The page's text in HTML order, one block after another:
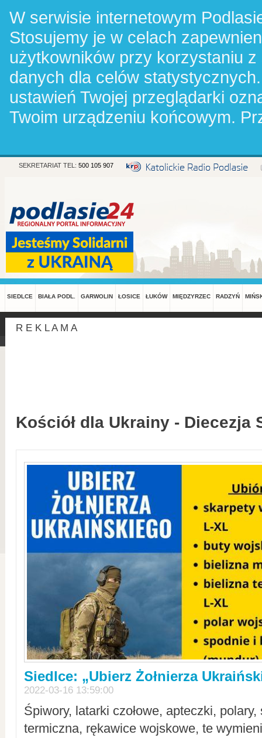
W serwisie internetowym
Stosujemy je w celach
użytkowników przy korzystaniu
danych dla celów
ustawień Twojej przeglądarki
Twoim urządzeniu końcowym.
SEKRETARIAT TEL: 500 105 907
SIEDLCE BIAŁA PODL. GARWOLIN ŁOSICE ŁUKÓW MIĘDZYRZEC RADZYŃ
R E K L A M A
Kościół dla Ukrainy - Diecezja
Siedlce: „Ubierz Żołnierza
2022-03-16 13:59:00
Śpiwory, latarki czołowe, apteczki,
termiczna, rękawice wojskowe, te